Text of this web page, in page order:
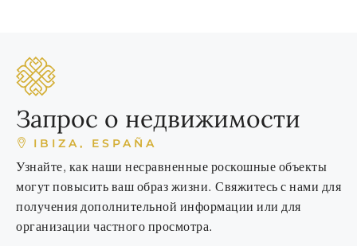
Запрос о недвижимости
IBIZA, ESPAÑA
Узнайте, как наши несравненные роскошные объекты
могут повысить ваш образ жизни. Свяжитесь с нами для
получения дополнительной информации или для
организации частного просмотра.